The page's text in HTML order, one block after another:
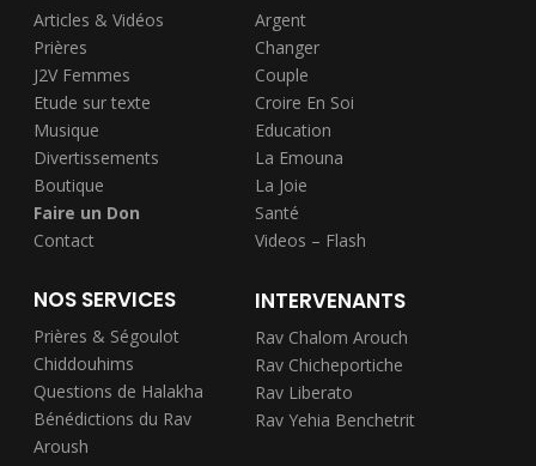
Articles & Vidéos
Prières
J2V Femmes
Etude sur texte
Musique
Divertissements
Boutique
Faire un Don
Contact
Argent
Changer
Couple
Croire En Soi
Education
La Emouna
La Joie
Santé
Videos – Flash
NOS SERVICES
Prières & Ségoulot
Chiddouhims
Questions de Halakha
Bénédictions du Rav
Aroush
INTERVENANTS
Rav Chalom Arouch
Rav Chicheportiche
Rav Liberato
Rav Yehia Benchetrit